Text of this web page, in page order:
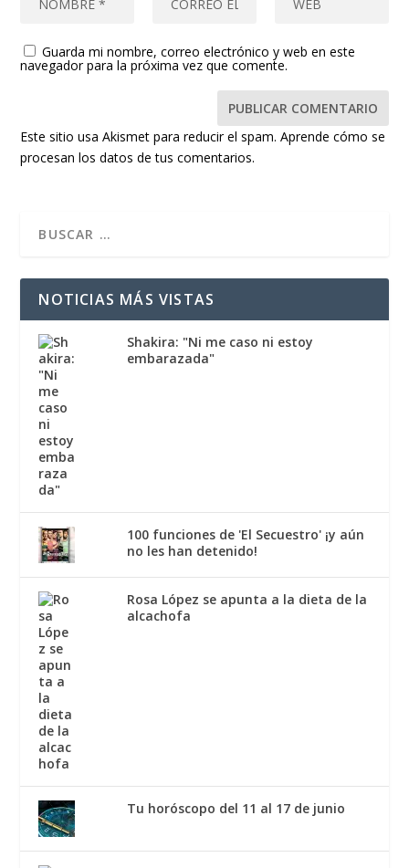
Guarda mi nombre, correo electrónico y web en este
navegador para la próxima vez que comente.
Este sitio usa Akismet para reducir el spam.Aprende cómo se
procesan los datos de tus comentarios.
NOTICIAS MÁS VISTAS
Shakira: "Ni me caso ni estoy
embarazada"
100 funciones de 'El Secuestro' ¡y aún
no les han detenido!
Rosa López se apunta a la dieta de la
alcachofa
Tu horóscopo del 11 al 17 de junio